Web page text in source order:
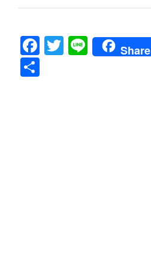
Facebook
Twitter
LineShare